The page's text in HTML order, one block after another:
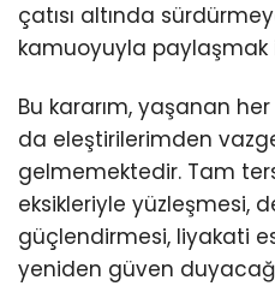
çatısı altında
kamuoyuyla paylaşmak
Bu kararım, yaşanan
da eleştirilerimden
gelmemektedir. Tam
eksikleriyle yüzleşmesi,
güçlendirmesi, liyakati
yeniden güven